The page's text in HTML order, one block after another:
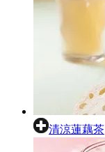
清涼蓮藕茶